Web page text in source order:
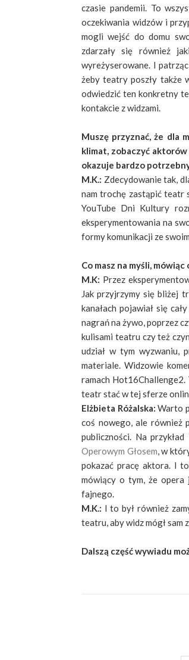
czasie pandemii. To
oczekiwania widzów i
mogli wejść do domu
zdarzały się również
wyreżyserowane. I
żeby teatry poszły także
odwiedzić ten konkretny
kontakcie z widzami.
Muszę przyznać, że dla
klimat, zobaczyć
okazuje bardzo
M.K.: Zdecydowanie tak,
nam trochę zastąpić teatr
YouTube Dni Kultury
eksperymentowania na
formy komunikacji ze
Co masz na myśli,
M.K: Przez
Jak przyjrzymy się bliżej
kanałach pojawiał się
nagrań na żywo, poprzez
kulisami teatru czy też
udział w tym wyzwaniu,
materiale. Widzowie
ramach Hot16Challenge2.
teatr stać w tej sferze
Elżbieta Różalska:Warto
coś nowego, ale również
publiczności. Na
Operowym Głosem, w
pokazać pracę aktora. I
mówiący o tym, że opera
fajnego.
M.K.: I to był również
teatru, aby widz mógł sam
Dalszą część wywiadu